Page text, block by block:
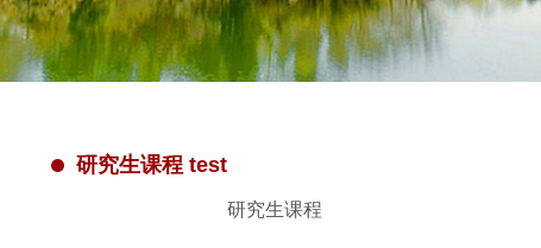
研究生课程 test
研究生课程